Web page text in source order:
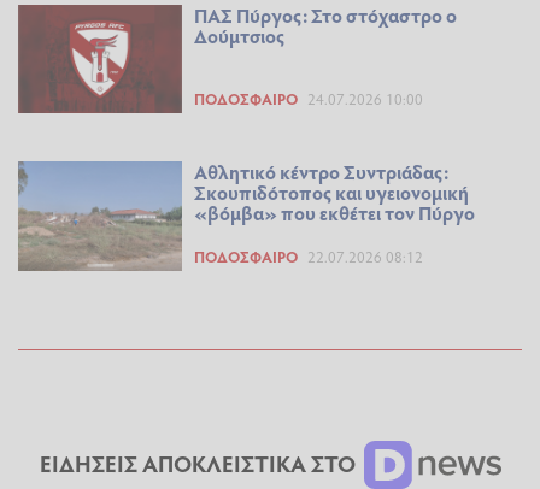
ΠΑΣ Πύργος: Στο στόχαστρο ο
Δούμτσιος
ΠΟΔΌΣΦΑΙΡΟ 24.07.2026 10:00
Αθλητικό κέντρο Συντριάδας:
Σκουπιδότοπος και υγειονομική
«βόμβα» που εκθέτει τον Πύργο
ΠΟΔΌΣΦΑΙΡΟ 22.07.2026 08:12
ΕΙΔΗΣΕΙΣ ΑΠΟΚΛΕΙΣΤΙΚΑ ΣΤΟ